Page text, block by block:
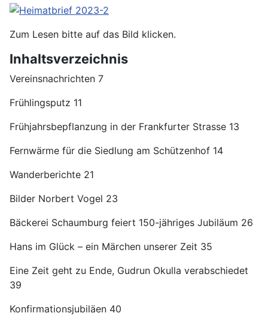
Zum Lesen bitte auf das Bild klicken.
Inhaltsverzeichnis
Vereinsnachrichten 7
Frühlingsputz 11
Frühjahrsbepflanzung in der Frankfurter Strasse 13
Fernwärme für die Siedlung am Schützenhof 14
Wanderberichte 21
Bilder Norbert Vogel 23
Bäckerei Schaumburg feiert 150-jähriges Jubiläum 26
Hans im Glück – ein Märchen unserer Zeit 35
Eine Zeit geht zu Ende, Gudrun Okulla verabschiedet
39
Konfirmationsjubiläen 40